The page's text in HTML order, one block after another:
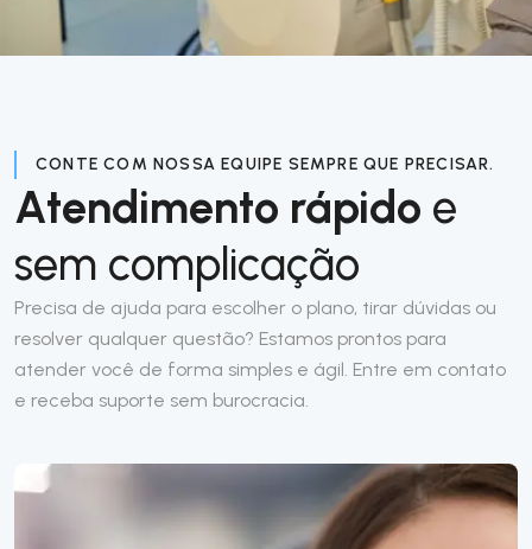
CONTE COM NOSSA EQUIPE SEMPRE QUE PRECISAR.
Atendimento rápido e
sem complicação
Precisa de ajuda para escolher o plano, tirar dúvidas ou
resolver qualquer questão? Estamos prontos para
atender você de forma simples e ágil. Entre em contato
e receba suporte sem burocracia.